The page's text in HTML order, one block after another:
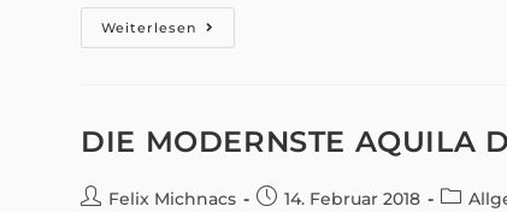
Weiterlesen Luftrecht
Im
DIE MODERNSTE AQUILA
Beitrags-
Felix Michnacs
Beitrag
14. Februar 2018